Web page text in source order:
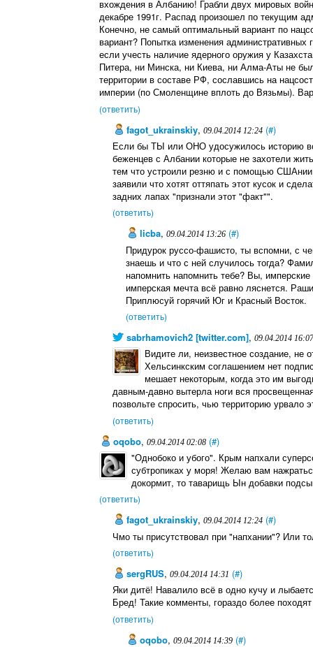
вхождения в Албанию! Грабли двух мировых
декабре 1991г. Распад произошел по текущим
Конечно, не самый оптимальный вариант по
вариант? Попытка изменения
если учесть наличие ядерного оружия у
Питера, ни Минска, ни Киева, ни Алма-Аты не
территории в составе РФ, сославшись на
империи (по Смоленщине вплоть до Вязьмы).
(ответить)
fagot_ukrainskiy,09.04.2014 12:24 (#)
Если бы ТЫ или ОНО удосужилось историю
беженцев с Албании которые не захотели
тем что устроили резню и с помощью СШАнии
заявили что хотят оттяпать этот кусок и
задних лапах "признали этот "факт"".
(ответить)
licba, 09.04.2014 13:26 (#)
Придурок руссо-фашисто, ты вспомни, с
знаешь и что с ней случилось тогда?
напомнить напомнить тебе? Вы,
имперская мечта всё равно ляснется.
Приплюсуй горячий Юг и Красный Восток.
(ответить)
sabrhamovich2 [twitter.com],09.04.2014
Видите ли, неизвестное создание,
Хельсинкским соглашением нет
мешает некоторым, когда это им
давным-давно вытерла ноги вся
позвольте спросить, чью территорию урвало
(ответить)
oqobo,09.04.2014 02:08 (#)
"Однобоко и убого". Крым напхали
субтропиках у моря! Желаю вам
докормит, то таварищь Ын добавки
(ответить)
fagot_ukrainskiy,09.04.2014 12:24 (#)
Чмо ты присутствовал при "напхании"? Или
(ответить)
sergRUS,09.04.2014 14:31 (#)
Яки дитё! Навалило всё в одно кучу и
Бред! Такие комменты, гораздо более
(ответить)
oqobo, 09.04.2014 14:39 (#)